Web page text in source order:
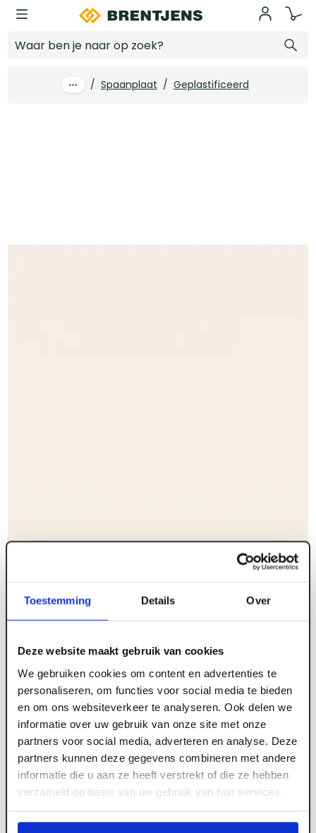
Toestemming Details Over
Deze website maakt gebruik van cookies
We gebruiken cookies om content en advertenties te
personaliseren, om functies voor social media te bieden
en om ons websiteverkeer te analyseren. Ook delen we
informatie over uw gebruik van onze site met onze
partners voor social media, adverteren en analyse. Deze
partners kunnen deze gegevens combineren met andere
informatie die u aan ze heeft verstrekt of die ze hebben
verzameld op basis van uw gebruik van hun services.
Ga naar hoofdinhoud
/ Spaanplaat / Geplastificeerd
ART004958
28 mm x 2800 x 2070 Spaanplaat
geplastificeerd U147 Seashell BST PEFC
te krijgen tot de prijzen.
Log in voor prijzen